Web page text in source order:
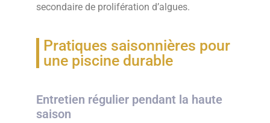
secondaire de prolifération d’algues.
Pratiques saisonnières pour
une piscine durable
Entretien régulier pendant la haute
saison